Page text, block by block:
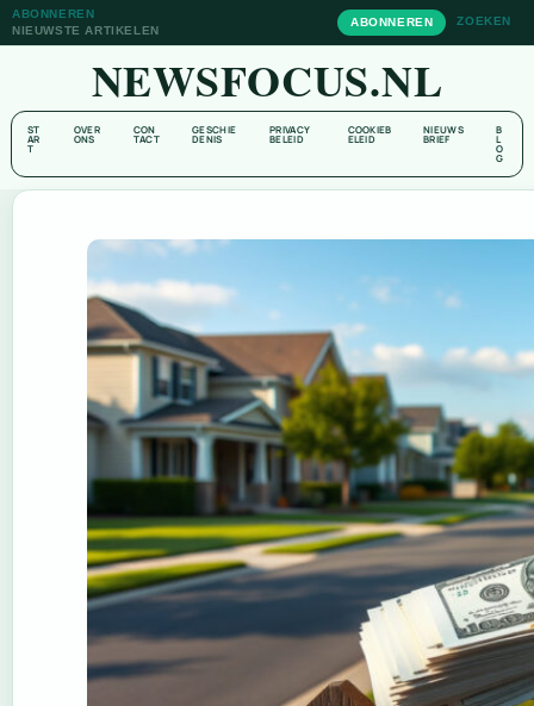
ABONNEREN
NIEUWSTE ARTIKELEN
ABONNEREN ZOEKEN
NEWSFOCUS.NL
ST
AR
T
OVER
ONS
CON
TACT
GESCHIE
DENIS
PRIVACY
BELEID
COOKIEB
ELEID
NIEUWS
BRIEF
B
L
O
G